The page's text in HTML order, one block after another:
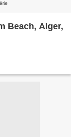
Beach, Alger,